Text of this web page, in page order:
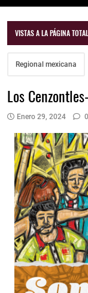
VISTAS A LA PÁGINA
Regional mexicana
Los
Enero 29, 2024 0